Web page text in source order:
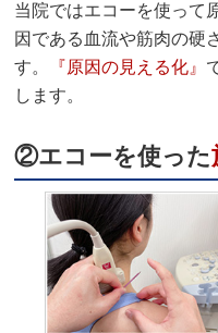
当院ではエコーを使って
因である血流や筋肉の硬
す。
『原因の見える化』
します。
②エコーを使った